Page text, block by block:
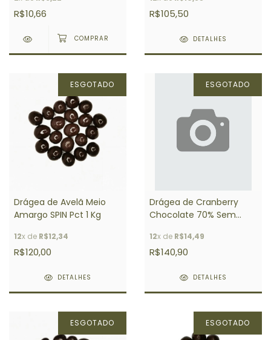
R$10,66 R$105,50
DETALHES
ESGOTADO
Drágea de Avelã Meio
Amargo SPIN Pct 1 Kg
12x de R$12,34
R$120,00
DETALHES
ESGOTADO
Drágea de Cranberry
Chocolate 70% Sem
12x de R$14,49
R$140,90
DETALHES
ESGOTADO ESGOTADO